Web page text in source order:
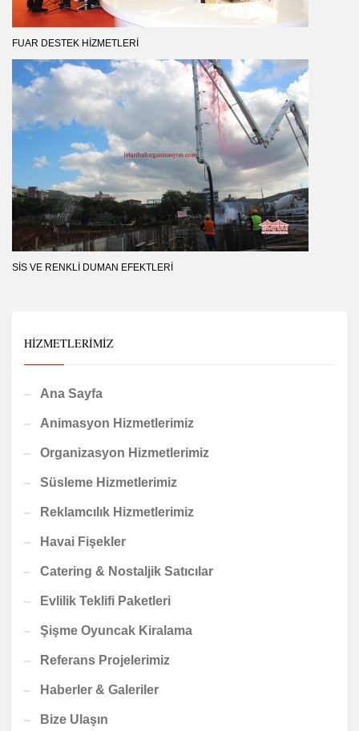
FUAR DESTEK HIZMETLERI
SIS VE RENKLI DUMAN EFEKTLERI
HIZMETLERIMIZ
Ana Sayfa
Animasyon Hizmetlerimiz
Organizasyon Hizmetlerimiz
Süsleme Hizmetlerimiz
Reklamcılık Hizmetlerimiz
Havai Fişekler
Catering & Nostaljik Satıcılar
Evlilik Teklifi Paketleri
Şişme Oyuncak Kiralama
Referans Projelerimiz
Haberler & Galeriler
Bize Ulaşın